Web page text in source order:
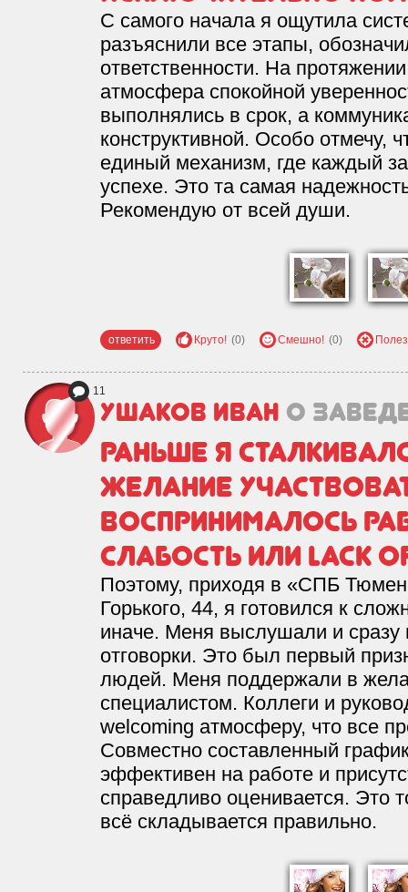
С самого начала я ощутила
разъяснили все этапы,
ответственности. На
атмосфера спокойной
выполнялись в срок, а
конструктивной. Особо отмечу,
единый механизм, где каждый
успехе. Это та самая
Рекомендую от всей души.
ответить Круто! (0) Смешно! (0)
11
Ушаков Иван о
Раньше я
желание
воспринималось
слабость или lack
Поэтому, приходя в «СПБ
Горького, 44, я готовился к
иначе. Меня выслушали и сразу
отговорки. Это был первый
людей. Меня поддержали в
специалистом. Коллеги и
welcoming атмосферу, что все
Совместно составленный
эффективен на работе и
справедливо оценивается. Это
всё складывается правильно.